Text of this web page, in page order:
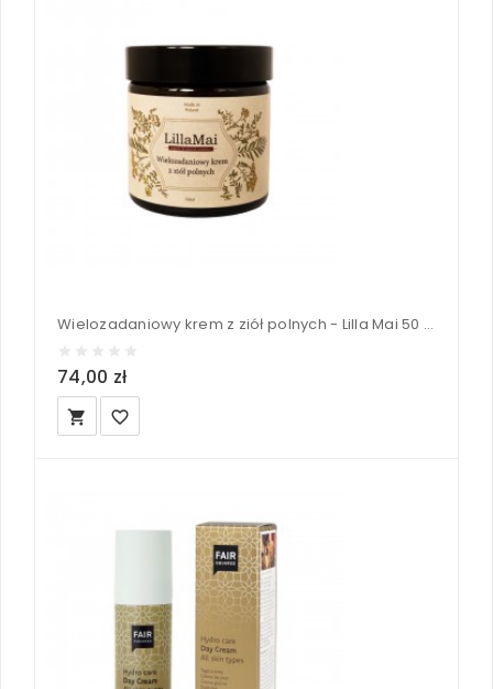
Wielozadaniowy krem z ziół polnych - Lilla Mai 50 ml
74,00 zł
local_grocery_store favorite_border